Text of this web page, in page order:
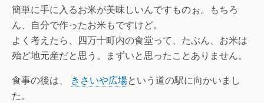
簡単に手に入るお米が美味しいんですものぉ。もちろ
ん、自分で作ったお米もですけど。
よく考えたら、四万十町内の食堂って、たぶん、お米は
殆ど地元産だと思う。まずいと思ったことありません。
食事の後は、 きさいや広場という道の駅に向かいまし
た。